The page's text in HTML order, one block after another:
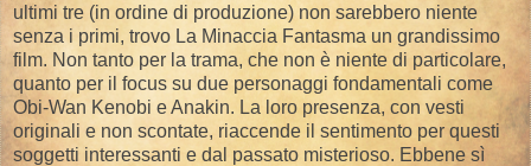
ultimi tre (in ordine di produzione) non sarebbero niente
senza i primi, trovo La Minaccia Fantasma un grandissimo
film. Non tanto per la trama, che non è niente di particolare,
quanto per il focus su due personaggi fondamentali come
Obi-Wan Kenobi e Anakin. La loro presenza, con vesti
originali e non scontate, riaccende il sentimento per questi
soggetti interessanti e dal passato misterioso. Ebbene sì